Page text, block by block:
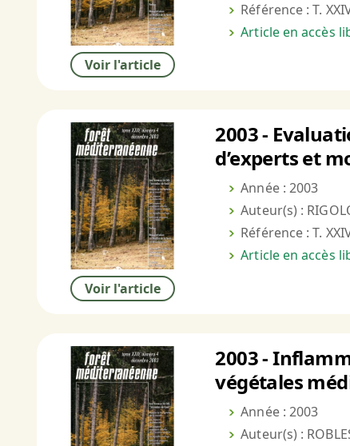
Voir l'article
Référence : T.
Article en accès
Voir l'article
2003 -
d’experts et
Année : 2003
Auteur(s) :
Référence : T.
Article en accès
2003 -
végétales
Année : 2003
Auteur(s) :